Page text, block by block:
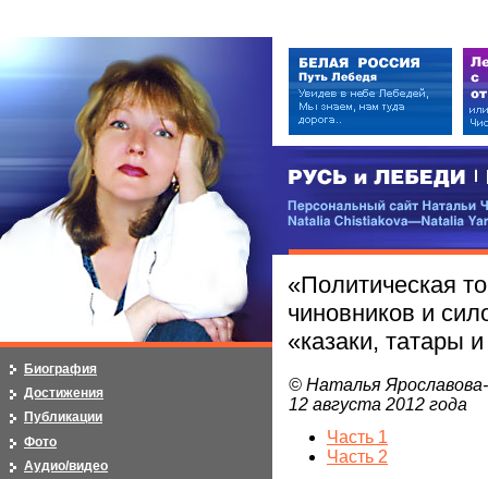
РУСЬ и ЛЕБЕДИ | RUSI —
Персональный сайт Натальи
«Политическая
чиновников и
«казаки, татары
© Наталья
12 августа 2012 года
Часть 1
Часть 2
Биография
Достижения
Публикации
Фото
Аудио/видео